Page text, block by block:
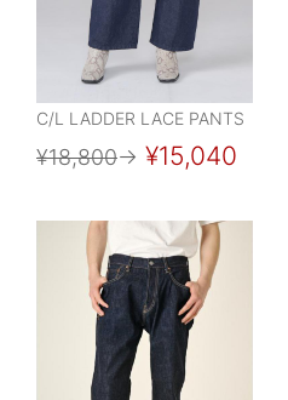
C/L LADDER LACE PANTS
¥18,800→ ¥15,040